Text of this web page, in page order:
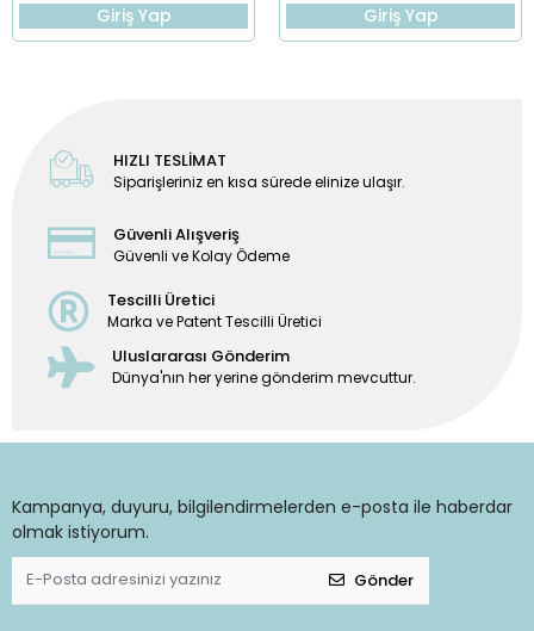
Giriş Yap Giriş Yap
HIZLI TESLİMAT
Siparişleriniz en kısa sürede elinize ulaşır.
Güvenli Alışveriş
Güvenli ve Kolay Ödeme
Tescilli Üretici
Marka ve Patent Tescilli Üretici
Uluslararası Gönderim
Dünya'nın her yerine gönderim mevcuttur.
Kampanya, duyuru, bilgilendirmelerden e-posta ile haberdar
olmak istiyorum.
Gönder